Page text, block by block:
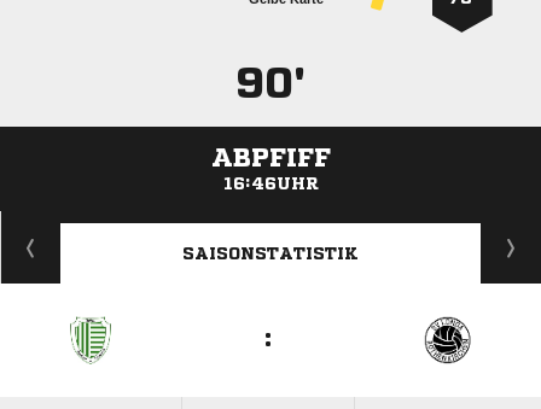
90'
ABPFIFF
16:46UHR
ANZEIGE
SAISONSTATISTIK
: